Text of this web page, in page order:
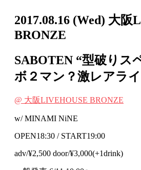
2017.08.16 (Wed) 大阪
BRONZE
SABOTEN “型破りス
ボ２マン？激レアラ
@ 大阪LIVEHOUSE BRONZE
w/ MINAMI NiNE
OPEN18:30 / START19:00
adv/¥2,500 door/¥3,000(+1drink)